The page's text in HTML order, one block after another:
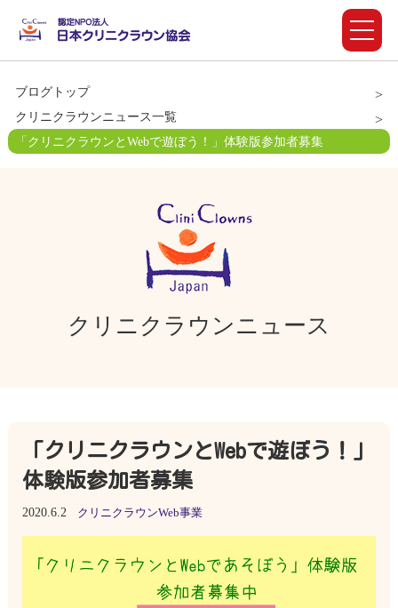
ブログトップ
クリニクラウンニュース一覧
「クリニクラウンとWebで遊ぼう！」体験版参加者募集
クリニクラウンニュース
「クリニクラウンとWebで遊ぼう！」
体験版参加者募集
2020.6.2 クリニクラウンWeb事業